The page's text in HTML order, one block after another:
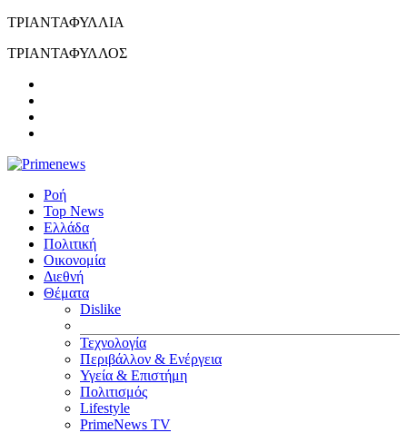
ΤΡΙΑΝΤΑΦΥΛΛΙΑ
ΤΡΙΑΝΤΑΦΥΛΛΟΣ
Ροή
Top News
Ελλάδα
Πολιτική
Οικονομία
Διεθνή
Θέματα
Dislike
Τεχνολογία
Περιβάλλον & Ενέργεια
Υγεία & Επιστήμη
Πολιτισμός
Lifestyle
PrimeNews TV